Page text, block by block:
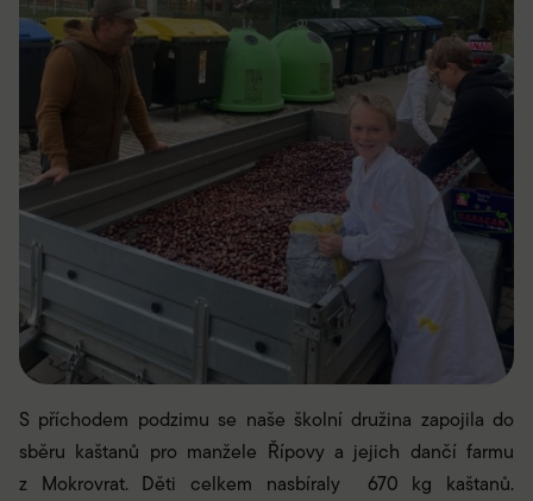
S příchodem podzimu se naše školní družina zapojila do
sběru kaštanů pro manžele Řípovy a jejich dančí farmu
z Mokrovrat. Děti celkem nasbíraly 670 kg kaštanů.